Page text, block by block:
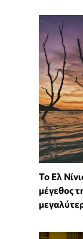
Το Ελ
μέγεθος